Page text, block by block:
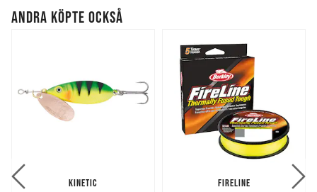
ANDRA KÖPTE OCKSÅ
KINETIC FIRELINE